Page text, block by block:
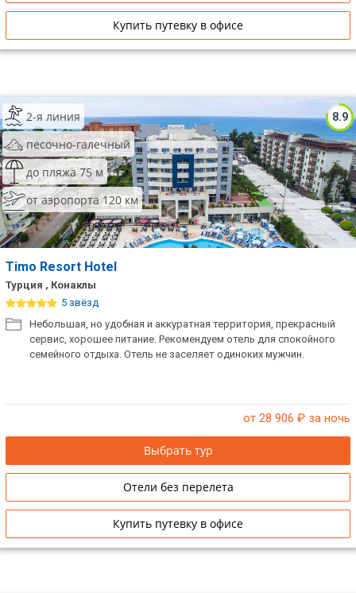
Купить путевку в офисе
8.9
2-я линия
песочно-галечный
до пляжа 75 м
от аэропорта 120 км
Timo Resort Hotel
Турция , Конаклы
5 звёзд
Небольшая, но удобная и аккуратная территория, прекрасный
сервис, хорошее питание. Рекомендуем отель для спокойного
семейного отдыха. Отель не заселяет одиноких мужчин.
от 28 906 ₽ за ночь
Выбрать тур
Отели без перелета
Купить путевку в офисе